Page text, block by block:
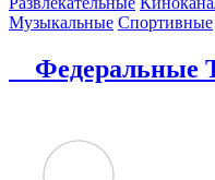
Музыкальные Спортивные
Федеральные